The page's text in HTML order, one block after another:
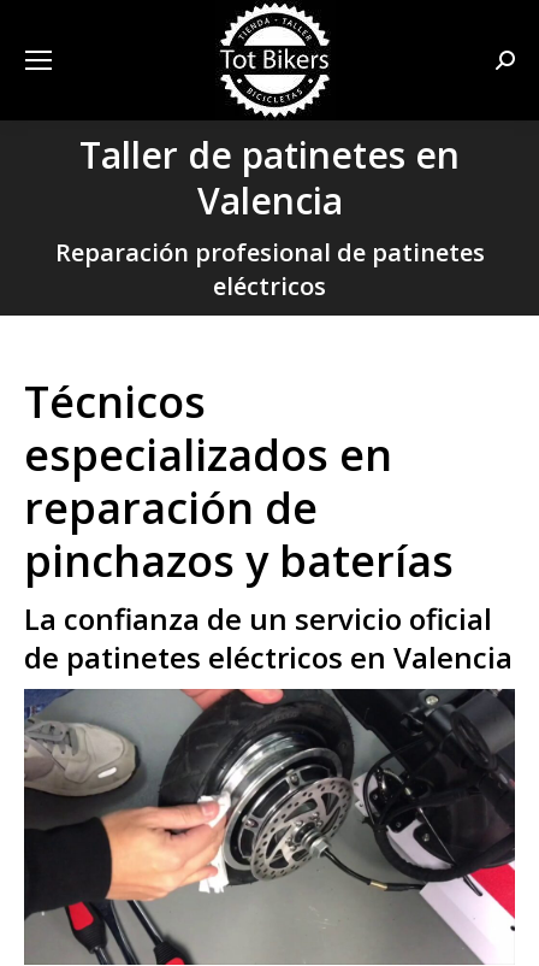
Taller de patinetes en
Valencia
Reparación profesional de patinetes
eléctricos
Estás aquí:
Técnicos
especializados en
reparación de
pinchazos y baterías
La confianza de un servicio oficial
de patinetes eléctricos en Valencia